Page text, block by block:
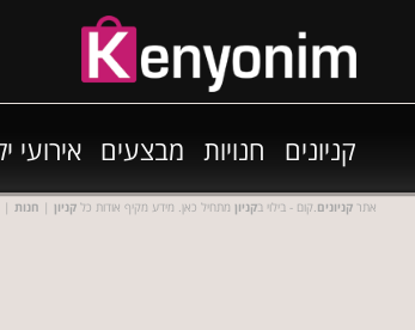
קניונים חנויות מבצעים אירועי
אתר קניונים.קום - בילוי בקניון מתחיל כאן. מידע מקיף אודות כל קניון | חנות |